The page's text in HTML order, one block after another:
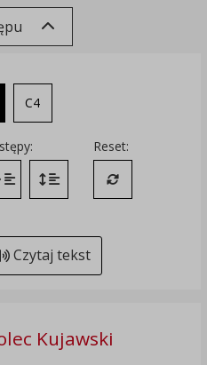
C4
Zmień odstęp między literami
Zmień interlinię i margines
Reset:
Przywróć
Czytaj tekst
Kujawski